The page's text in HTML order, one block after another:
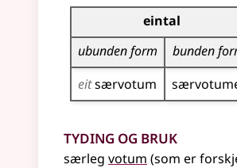
Bøyningstabell for dette
eintal
ubunden form
bunden
eitsærvotum
Tyding og bruk
særleg votum (som er